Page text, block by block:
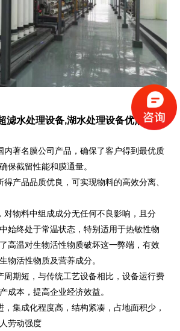
滤水处理设备,湖水处理设备优点:
内著名膜公司产品，确保了客户得到最优质
保截留性能和膜通量。
产品品质优良，可实现物料的高效分离、
对物料中组成成分无任何不良影响，且分
始终处于常温状态，特别适用于热敏性物
高温对生物活性物质破坏这一弊端，有效
物活性物质及营养成分。
周期短，与传统工艺设备相比，设备运行费
成本，提高企业经济效益。
集成化程度高，结构紧凑，占地面积少，
劳动强度